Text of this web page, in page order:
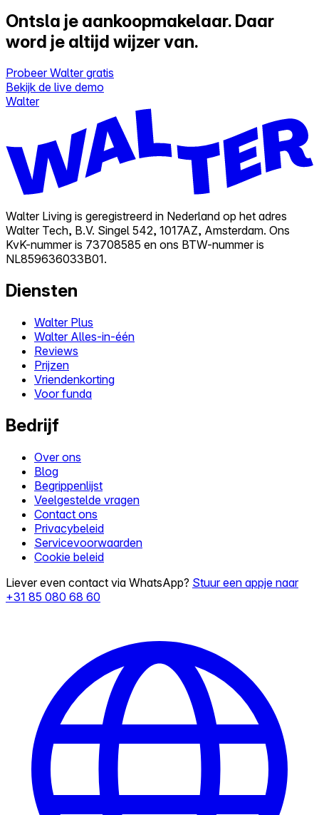
Ontsla je aankoopmakelaar. Daar
word je altijd wijzer van.
Probeer Walter gratis
Bekijk de live demo
Walter
Walter Living is geregistreerd in Nederland op het adres
Walter Tech, B.V. Singel 542, 1017AZ, Amsterdam. Ons
KvK-nummer is 73708585 en ons BTW-nummer is
NL859636033B01.
Diensten
Walter Plus
Walter Alles-in-één
Reviews
Prijzen
Vriendenkorting
Voor funda
Bedrijf
Over ons
Blog
Begrippenlijst
Veelgestelde vragen
Contact ons
Privacybeleid
Servicevoorwaarden
Cookie beleid
Liever even contact via WhatsApp? Stuur een appje naar
+31 85 080 68 60